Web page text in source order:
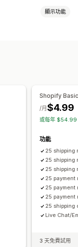
顯示功能
Shopify
$4.99
/月
或每年 $54.99
功能
25 shipping
25 shipping
25 shipping
25 payment
25 payment
25 payment
25 shipping
Live Chat/
3 天免費試用